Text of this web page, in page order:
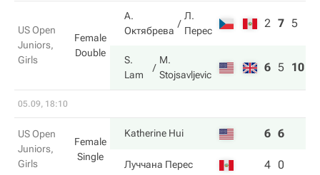
US Open
Juniors,
Girls
Female
Double
А.
Октябрева
Л.
Перес
2 7 5
S.
Lam
M.
Stojsavljevic
6 5 10
05.09, 18:10
US Open
Juniors,
Girls
Female
Single
Katherine Hui 6 6
Луччана Перес 4 0